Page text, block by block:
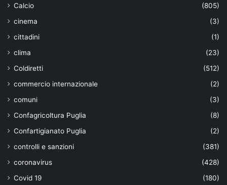
Calcio
(805)
cinema
(3)
cittadini
(1)
clima
(23)
Coldiretti
(512)
commercio internazionale
(2)
comuni
(3)
Confagricoltura Puglia
(8)
Confartigianato Puglia
(2)
controlli e sanzioni
(381)
coronavirus
(428)
Covid 19
(180)